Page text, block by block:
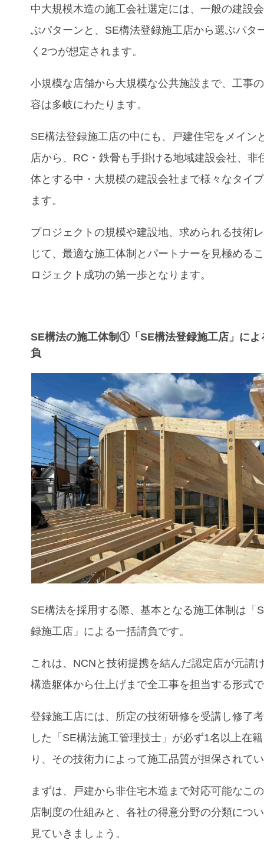
中大規模木造の施工会社選定には、一般の建設
ぶパターンと、SE構法登録施工店から選ぶパタ
く2つが想定されます。
小規模な店舗から大規模な公共施設まで、工事
容は多岐にわたります。
SE構法登録施工店の中にも、戸建住宅をメイン
店から、RC・鉄骨も手掛ける地域建設会社、非
体とする中・大規模の建設会社まで様々なタイ
ます。
プロジェクトの規模や建設地、求められる技術
じて、最適な施工体制とパートナーを見極める
ロジェクト成功の第一歩となります。
SE構法の施工体制①「SE構法登録施工店」によ
負
SE構法を採用する際、基本となる施工体制は「
録施工店」による一括請負です。
これは、NCNと技術提携を結んだ認定店が元請
構造躯体から仕上げまで全工事を担当する形式
登録施工店には、所定の技術研修を受講し修了
した「SE構法施工管理技士」が必ず1名以上在
り、その技術力によって施工品質が担保されて
まずは、戸建から非住宅木造まで対応可能なこ
店制度の仕組みと、各社の得意分野の分類につ
見ていきましょう。